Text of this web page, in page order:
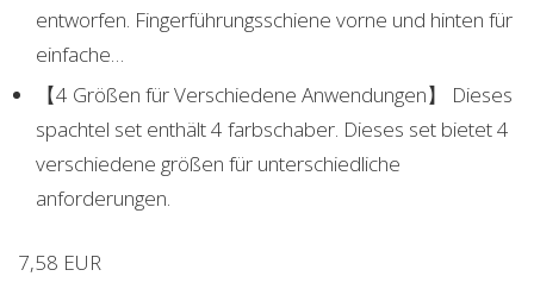
entworfen. Fingerführungsschiene vorne und hinten für
einfache…
【4 Größen für Verschiedene Anwendungen】 Dieses
spachtel set enthält 4 farbschaber. Dieses set bietet 4
verschiedene größen für unterschiedliche
anforderungen.
7,58 EUR